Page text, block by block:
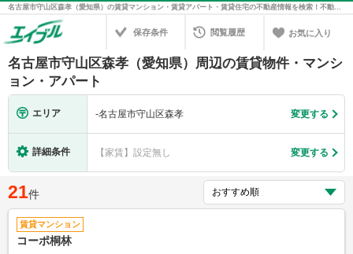
名古屋市守山区森孝（愛知県）の賃貸マンション・賃貸アパート・賃貸住宅の不動産情報を検索！不動産賃貸の物件探しは、お部屋探しのエイブル
保存条件 閲覧履歴 お気に入り
名古屋市守山区森孝（愛知県）周辺の賃貸物件・マンシ
ョン・アパート
エリア -名古屋市守山区森孝 変更する
詳細条件 【家賃】設定無し 変更する
21件
賃貸マンション
コーポ桐林